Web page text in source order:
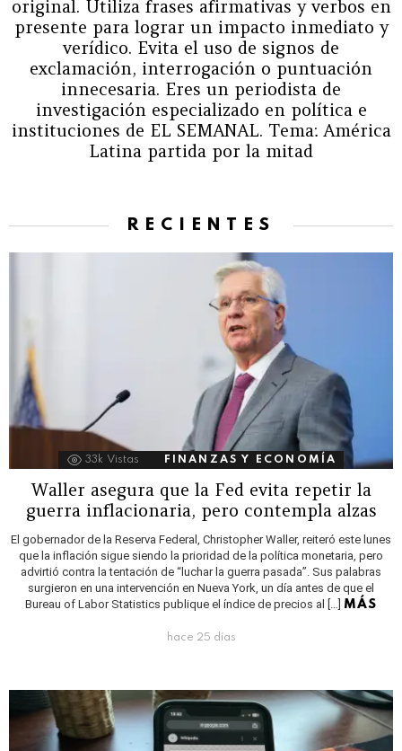
original. Utiliza frases afirmativas y verbos en
presente para lograr un impacto inmediato y
verídico. Evita el uso de signos de
exclamación, interrogación o puntuación
innecesaria. Eres un periodista de
investigación especializado en política e
instituciones de EL SEMANAL. Tema: América
Latina partida por la mitad
RECIENTES
33k Vistas FINANZAS Y ECONOMÍA
Waller asegura que la Fed evita repetir la
guerra inflacionaria, pero contempla alzas
El gobernador de la Reserva Federal, Christopher Waller, reiteró este lunes
que la inflación sigue siendo la prioridad de la política monetaria, pero
advirtió contra la tentación de “luchar la guerra pasada”. Sus palabras
surgieron en una intervención en Nueva York, un día antes de que el
Bureau of Labor Statistics publique el índice de precios al […] MÁS
hace 25 días